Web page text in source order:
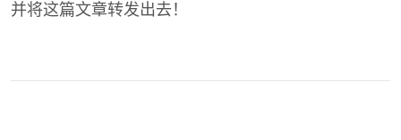
并将这篇文章转发出去！